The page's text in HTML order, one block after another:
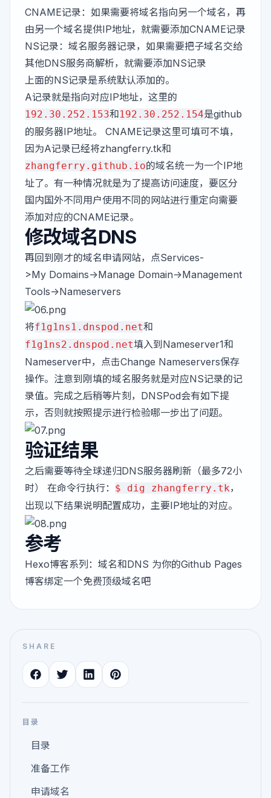
CNAME记录：如果需要将域名指向另一个域名，再
由另一个域名提供IP地址，就需要添加CNAME记录
NS记录：域名服务器记录，如果需要把子域名交给
其他DNS服务商解析，就需要添加NS记录
上面的NS记录是系统默认添加的。
A记录就是指向对应IP地址，这里的
192.30.252.153和192.30.252.154是github
的服务器IP地址。 CNAME记录这里可填可不填，
因为A记录已经将zhangferry.tk和
zhangferry.github.io的域名统一为一个IP地
址了。有一种情况就是为了提高访问速度，要区分
国内国外不同用户使用不同的网站进行重定向需要
添加对应的CNAME记录。
修改域名DNS
再回到刚才的域名申请网站，点Services-
>My Domains->Manage Domain->Management
Tools->Nameservers
将f1g1ns1.dnspod.net和
f1g1ns2.dnspod.net填入到Nameserver1和
Nameserver中，点击Change Nameservers保存
操作。注意到刚填的域名服务就是对应NS记录的记
录值。完成之后稍等片刻，DNSPod会有如下提
示，否则就按照提示进行检验哪一步出了问题。
验证结果
之后需要等待全球递归DNS服务器刷新（最多72小
时） 在命令行执行： $ dig zhangferry.tk，
出现以下结果说明配置成功，主要IP地址的对应。
参考
Hexo博客系列：域名和DNS 为你的Github Pages
博客绑定一个免费顶级域名吧
SHARE
目录
目录
准备工作
申请域名